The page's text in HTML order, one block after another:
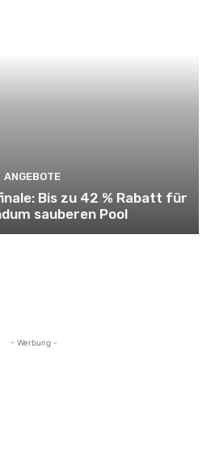
ANGEBOTE
Bis zu 42 % Rabatt für
sauberen Pool
- Werbung -